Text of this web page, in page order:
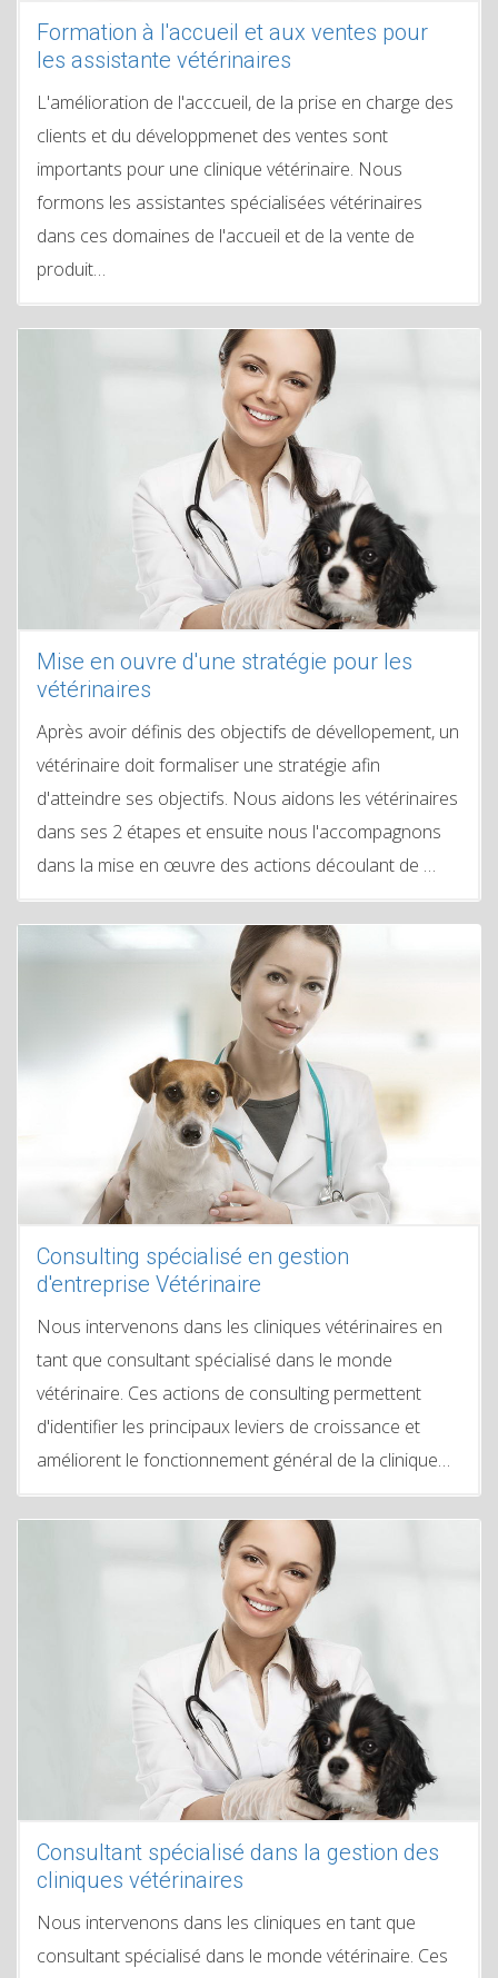
Formation à l'accueil et aux ventes pour
les assistante vétérinaires
L'amélioration de l'acccueil, de la prise en charge des
clients et du développmenet des ventes sont
importants pour une clinique vétérinaire. Nous
formons les assistantes spécialisées vétérinaires
dans ces domaines de l'accueil et de la vente de
produit…
Mise en ouvre d'une stratégie pour les
vétérinaires
Après avoir définis des objectifs de dévellopement, un
vétérinaire doit formaliser une stratégie afin
d'atteindre ses objectifs. Nous aidons les vétérinaires
dans ses 2 étapes et ensuite nous l'accompagnons
dans la mise en œuvre des actions découlant de …
Consulting spécialisé en gestion
d'entreprise Vétérinaire
Nous intervenons dans les cliniques vétérinaires en
tant que consultant spécialisé dans le monde
vétérinaire. Ces actions de consulting permettent
d'identifier les principaux leviers de croissance et
améliorent le fonctionnement général de la clinique…
Consultant spécialisé dans la gestion des
cliniques vétérinaires
Nous intervenons dans les cliniques en tant que
consultant spécialisé dans le monde vétérinaire. Ces